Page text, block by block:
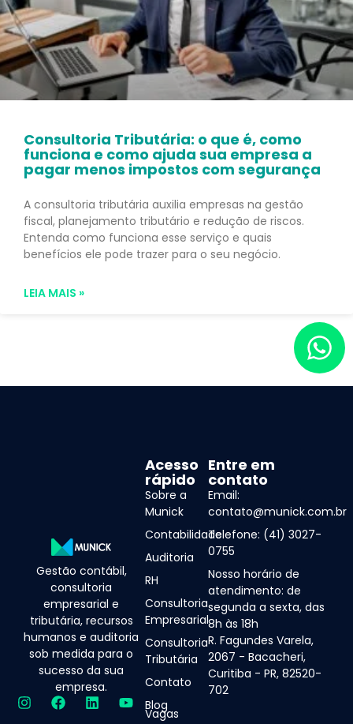
Consultoria Tributária: o que é, como
funciona e como ajuda sua empresa a
pagar menos impostos com segurança
A consultoria tributária auxilia empresas na gestão
fiscal, planejamento tributário e redução de riscos.
Entenda como funciona esse serviço e quais
benefícios ele pode trazer para o seu negócio.
LEIA MAIS »
Gestão contábil,
consultoria
empresarial e
tributária, recursos
humanos e auditoria
sob medida para o
sucesso da sua
empresa.
Acesso
rápido
Sobre a
Munick
Contabilidade
Auditoria
RH
Consultoria
Empresarial
Consultoria
Tributária
Contato
Blog
Vagas
Entre em
contato
Email:
contato@munick.com.br
Telefone: (41) 3027-
0755
Nosso horário de
atendimento: de
segunda a sexta, das
8h às 18h
R. Fagundes Varela,
2067 - Bacacheri,
Curitiba - PR, 82520-
702